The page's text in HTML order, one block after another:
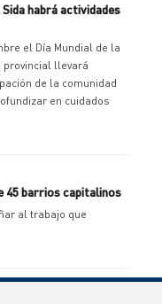
habrá actividades
el Día Mundial de la
provincial llevará
de la comunidad
en cuidados
45 barrios capitalinos
al trabajo que